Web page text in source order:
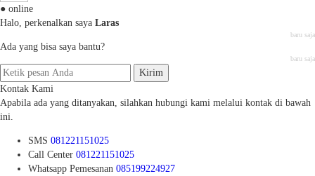
● online
Halo, perkenalkan saya Laras
baru saja
Ada yang bisa saya bantu?
baru saja
Kirim
Kontak Kami
Apabila ada yang ditanyakan, silahkan hubungi kami melalui kontak di bawah
ini.
SMS 081221151025
Call Center 081221151025
Whatsapp Pemesanan 085199224927